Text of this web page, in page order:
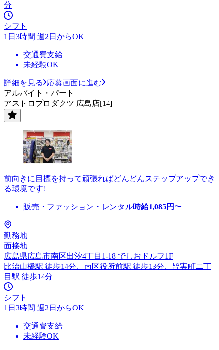
分
シフト
1日3時間 週2日からOK
交通費支給
未経験OK
詳細を見る
応募画面に進む
アルバイト・パート
アストロプロダクツ 広島店[14]
前向きに目標を持って頑張ればどんどんステップアップでき
る環境です!
販売・ファッション・レンタル時給1,085円〜
勤務地
面接地
広島県広島市南区出汐4丁目1-18 でしおドルフ1F
比治山橋駅 徒歩14分、南区役所前駅 徒歩13分、皆実町二丁
目駅 徒歩14分
シフト
1日3時間 週2日からOK
交通費支給
未経験OK